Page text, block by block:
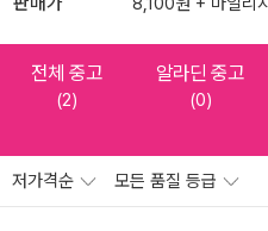
전체 중고
(2)
알라딘 중고
(0)
저가격순 모든 품질 등급